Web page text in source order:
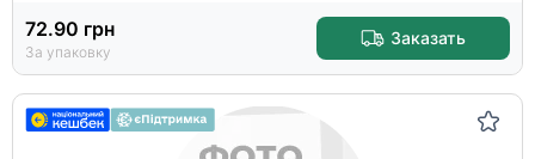
72.90 грн
За упаковку
Заказать